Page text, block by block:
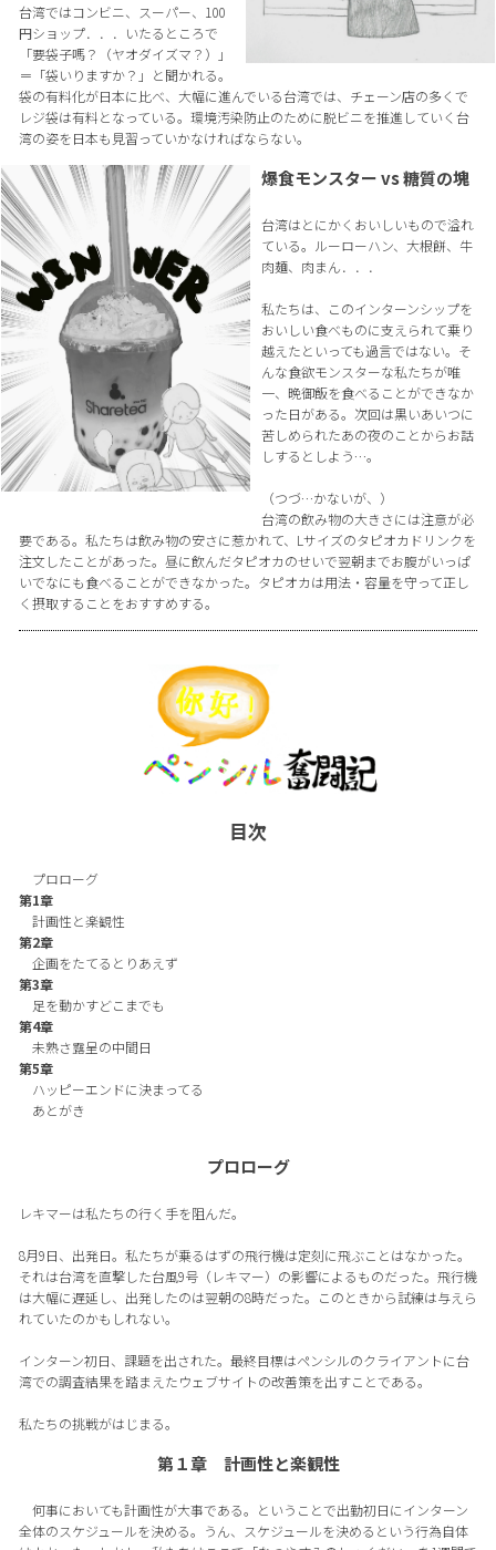
台湾ではコンビニ、スーパー、100
円ショップ．．．いたるところで
「要袋子嗎？（ヤオダイズマ？）」
＝「袋いりますか？」と聞かれる。
袋の有料化が日本に比べ、大幅に進んでいる台湾では、チェーン店の多くで
レジ袋は有料となっている。環境汚染防止のために脱ビニを推進していく台
湾の姿を日本も見習っていかなければならない。
爆食モンスター vs 糖質の塊
台湾はとにかくおいしいもので溢れ
ている。ルーローハン、大根餅、牛
肉麺、肉まん．．．
私たちは、このインターンシップを
おいしい食べものに支えられて乗り
越えたといっても過言ではない。そ
んな食欲モンスターな私たちが唯
一、晩御飯を食べることができなか
った日がある。次回は黒いあいつに
苦しめられたあの夜のことからお話
しするとしよう…。
（つづ…かないが、）
台湾の飲み物の大きさには注意が必
要である。私たちは飲み物の安さに惹かれて、Lサイズのタピオカドリンクを
注文したことがあった。昼に飲んだタピオカのせいで翌朝までお腹がいっぱ
いでなにも食べることができなかった。タピオカは用法・容量を守って正し
く摂取することをおすすめする。
目次
プロローグ
第1章
計画性と楽観性
第2章
企画をたてるとりあえず
第3章
足を動かすどこまでも
第4章
未熟さ露呈の中間日
第5章
ハッピーエンドに決まってる
あとがき
プロローグ
レキマーは私たちの行く手を阻んだ。
8月9日、出発日。私たちが乗るはずの飛行機は定刻に飛ぶことはなかった。
それは台湾を直撃した台風9号（レキマー）の影響によるものだった。飛行機
は大幅に遅延し、出発したのは翌朝の8時だった。このときから試練は与えら
れていたのかもしれない。
インターン初日、課題を出された。最終目標はペンシルのクライアントに台
湾での調査結果を踏まえたウェブサイトの改善策を出すことである。
私たちの挑戦がはじまる。
第１章 計画性と楽観性
何事においても計画性が大事である。ということで出勤初日にインターン
全体のスケジュールを決める。うん、スケジュールを決めるという行為自体